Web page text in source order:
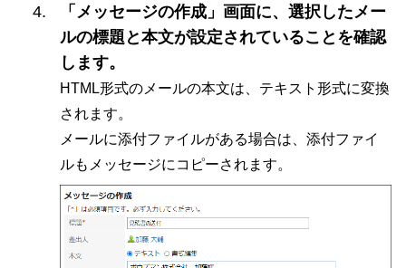
「メッセージの作成」画面に、選択したメー
ルの標題と本文が設定されていることを確認
します。
HTML形式のメールの本文は、テキスト形式に変換
されます。
メールに添付ファイルがある場合は、添付ファイ
ルもメッセージにコピーされます。